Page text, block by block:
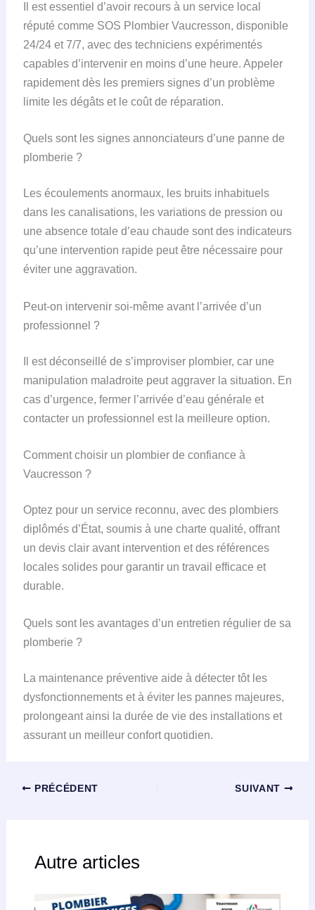
Il est essentiel d’avoir recours à un service local
réputé comme SOS Plombier Vaucresson, disponible
24/24 et 7/7, avec des techniciens expérimentés
capables d’intervenir en moins d’une heure. Appeler
rapidement dès les premiers signes d’un problème
limite les dégâts et le coût de réparation.
Quels sont les signes annonciateurs d’une panne de
plomberie ?
Les écoulements anormaux, les bruits inhabituels
dans les canalisations, les variations de pression ou
une absence totale d’eau chaude sont des indicateurs
qu’une intervention rapide peut être nécessaire pour
éviter une aggravation.
Peut-on intervenir soi-même avant l’arrivée d’un
professionnel ?
Il est déconseillé de s’improviser plombier, car une
manipulation maladroite peut aggraver la situation. En
cas d’urgence, fermer l’arrivée d’eau générale et
contacter un professionnel est la meilleure option.
Comment choisir un plombier de confiance à
Vaucresson ?
Optez pour un service reconnu, avec des plombiers
diplômés d’État, soumis à une charte qualité, offrant
un devis clair avant intervention et des références
locales solides pour garantir un travail efficace et
durable.
Quels sont les avantages d’un entretien régulier de sa
plomberie ?
La maintenance préventive aide à détecter tôt les
dysfonctionnements et à éviter les pannes majeures,
prolongeant ainsi la durée de vie des installations et
assurant un meilleur confort quotidien.
PRÉCÉDENT SUIVANT
Autre articles